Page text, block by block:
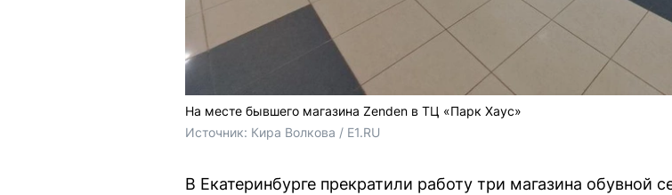
На месте бывшего магазина Zenden в ТЦ «Парк Хаус»
Источник: Кира Волкова / E1.RU
В Екатеринбурге прекратили работу три магазина обувной